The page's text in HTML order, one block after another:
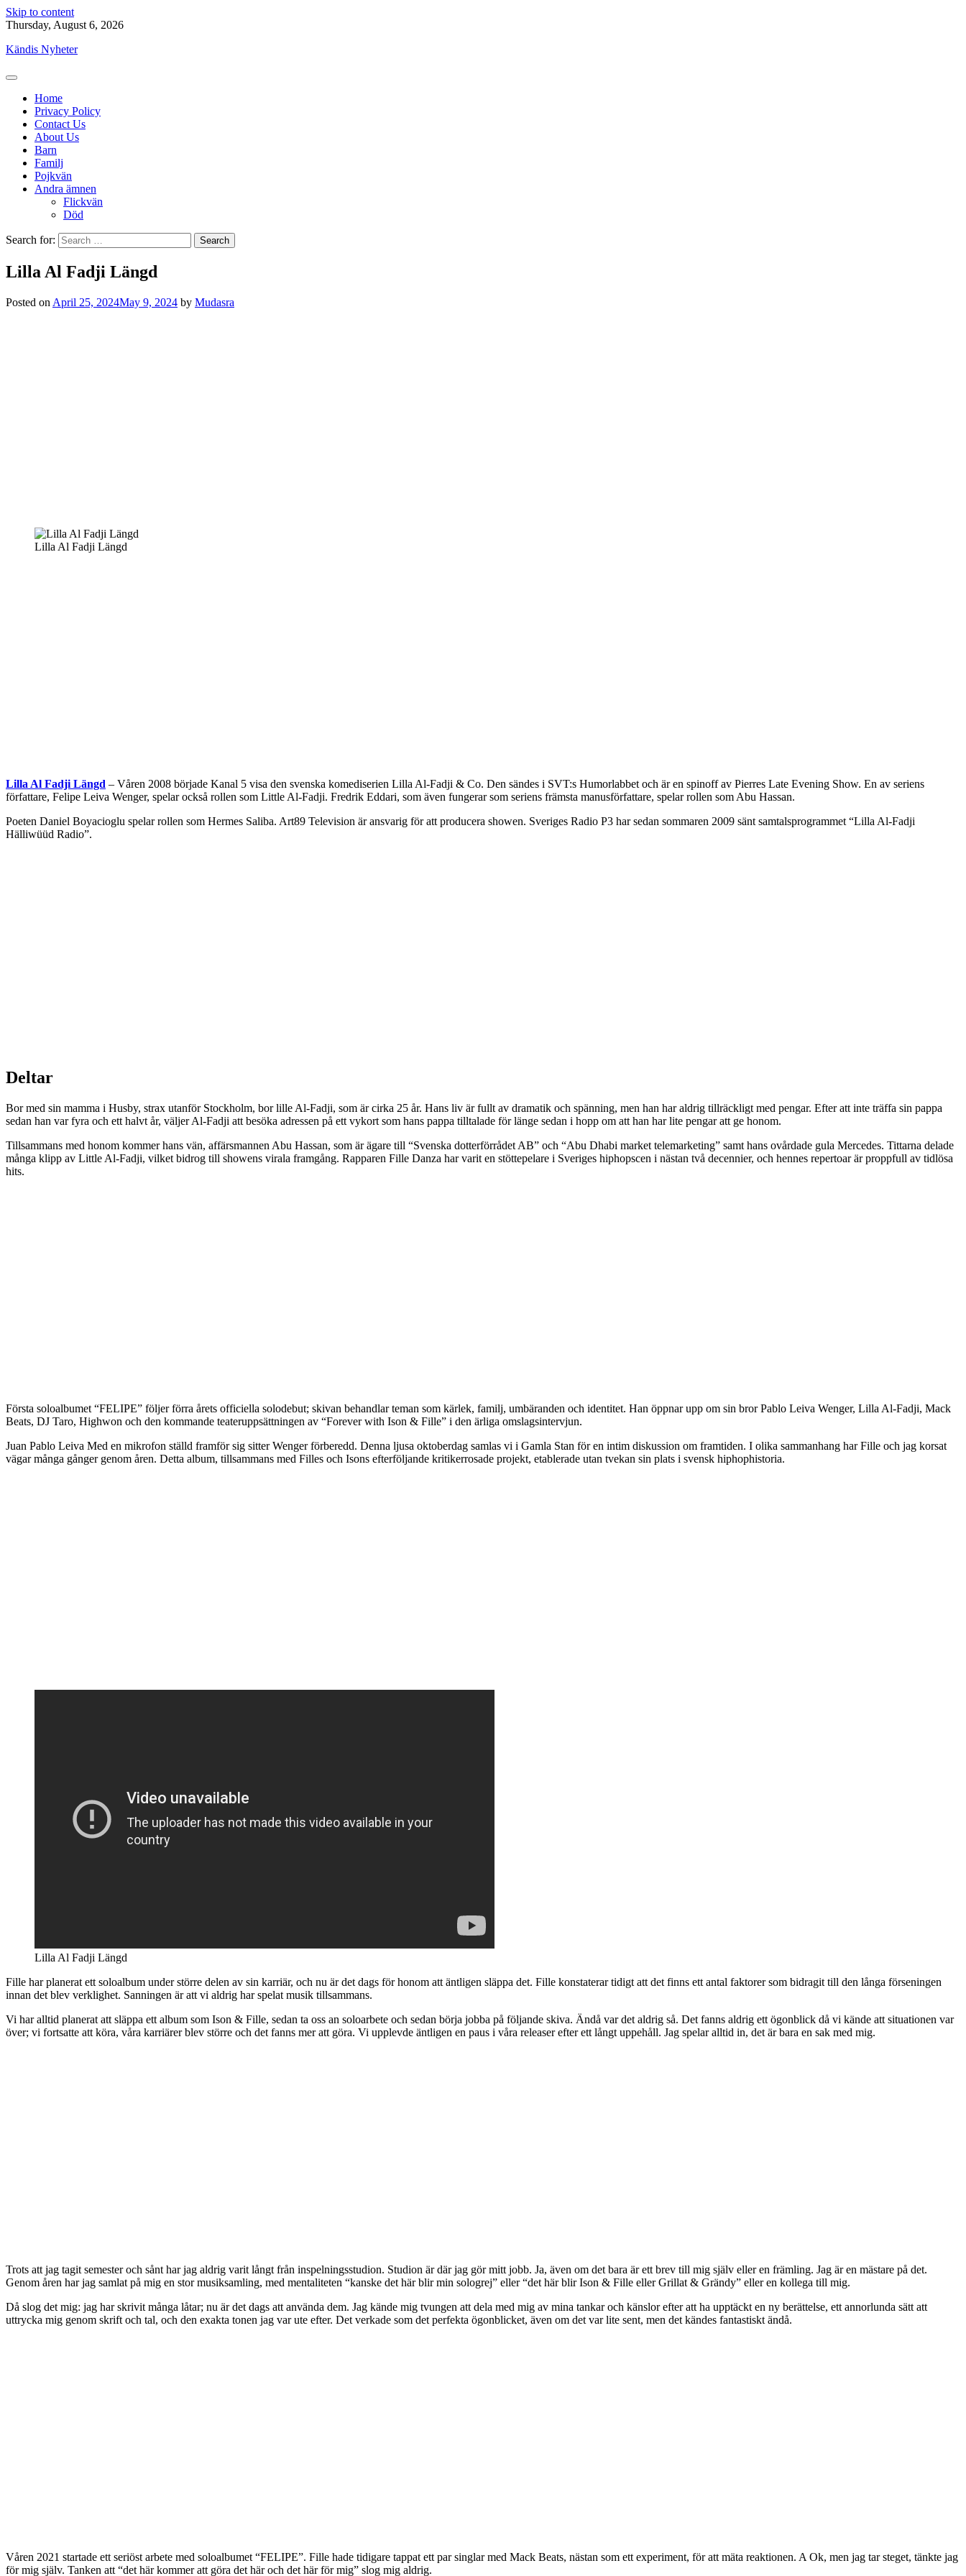
Skip to content
Thursday, August 6, 2026
Kändis Nyheter
Home
Privacy Policy
Contact Us
About Us
Barn
Familj
Pojkvän
Andra ämnen
Flickvän
Död
Search for:
Lilla Al Fadji Längd
Posted on April 25, 2024May 9, 2024 by Mudasra
Lilla Al Fadji Längd
Lilla Al Fadji Längd – Våren 2008 började Kanal 5 visa den svenska komediserien Lilla Al-Fadji & Co. Den sändes i SVT:s Humorlabbet och är en spinoff av Pierres Late Evening Show. En av seriens
författare, Felipe Leiva Wenger, spelar också rollen som Little Al-Fadji. Fredrik Eddari, som även fungerar som seriens främsta manusförfattare, spelar rollen som Abu Hassan.
Poeten Daniel Boyacioglu spelar rollen som Hermes Saliba. Art89 Television är ansvarig för att producera showen. Sveriges Radio P3 har sedan sommaren 2009 sänt samtalsprogrammet “Lilla Al-Fadji
Hälliwüüd Radio”.
Deltar
Bor med sin mamma i Husby, strax utanför Stockholm, bor lille Al-Fadji, som är cirka 25 år. Hans liv är fullt av dramatik och spänning, men han har aldrig tillräckligt med pengar. Efter att inte träffa sin pappa
sedan han var fyra och ett halvt år, väljer Al-Fadji att besöka adressen på ett vykort som hans pappa tilltalade för länge sedan i hopp om att han har lite pengar att ge honom.
Tillsammans med honom kommer hans vän, affärsmannen Abu Hassan, som är ägare till “Svenska dotterförrådet AB” och “Abu Dhabi market telemarketing” samt hans ovårdade gula Mercedes. Tittarna delade
många klipp av Little Al-Fadji, vilket bidrog till showens virala framgång. Rapparen Fille Danza har varit en stöttepelare i Sveriges hiphopscen i nästan två decennier, och hennes repertoar är proppfull av tidlösa
hits.
Första soloalbumet “FELIPE” följer förra årets officiella solodebut; skivan behandlar teman som kärlek, familj, umbäranden och identitet. Han öppnar upp om sin bror Pablo Leiva Wenger, Lilla Al-Fadji, Mack
Beats, DJ Taro, Highwon och den kommande teateruppsättningen av “Forever with Ison & Fille” i den ärliga omslagsintervjun.
Juan Pablo Leiva Med en mikrofon ställd framför sig sitter Wenger förberedd. Denna ljusa oktoberdag samlas vi i Gamla Stan för en intim diskussion om framtiden. I olika sammanhang har Fille och jag korsat
vägar många gånger genom åren. Detta album, tillsammans med Filles och Isons efterföljande kritikerrosade projekt, etablerade utan tvekan sin plats i svensk hiphophistoria.
Lilla Al Fadji Längd
Fille har planerat ett soloalbum under större delen av sin karriär, och nu är det dags för honom att äntligen släppa det. Fille konstaterar tidigt att det finns ett antal faktorer som bidragit till den långa förseningen
innan det blev verklighet. Sanningen är att vi aldrig har spelat musik tillsammans.
Vi har alltid planerat att släppa ett album som Ison & Fille, sedan ta oss an soloarbete och sedan börja jobba på följande skiva. Ändå var det aldrig så. Det fanns aldrig ett ögonblick då vi kände att situationen var
över; vi fortsatte att köra, våra karriärer blev större och det fanns mer att göra. Vi upplevde äntligen en paus i våra releaser efter ett långt uppehåll. Jag spelar alltid in, det är bara en sak med mig.
Trots att jag tagit semester och sånt har jag aldrig varit långt från inspelningsstudion. Studion är där jag gör mitt jobb. Ja, även om det bara är ett brev till mig själv eller en främling. Jag är en mästare på det.
Genom åren har jag samlat på mig en stor musiksamling, med mentaliteten “kanske det här blir min sologrej” eller “det här blir Ison & Fille eller Grillat & Grändy” eller en kollega till mig.
Då slog det mig: jag har skrivit många låtar; nu är det dags att använda dem. Jag kände mig tvungen att dela med mig av mina tankar och känslor efter att ha upptäckt en ny berättelse, ett annorlunda sätt att
uttrycka mig genom skrift och tal, och den exakta tonen jag var ute efter. Det verkade som det perfekta ögonblicket, även om det var lite sent, men det kändes fantastiskt ändå.
Våren 2021 startade ett seriöst arbete med soloalbumet “FELIPE”. Fille hade tidigare tappat ett par singlar med Mack Beats, nästan som ett experiment, för att mäta reaktionen. A Ok, men jag tar steget, tänkte jag
för mig själv. Tanken att “det här kommer att göra det här och det här för mig” slog mig aldrig.